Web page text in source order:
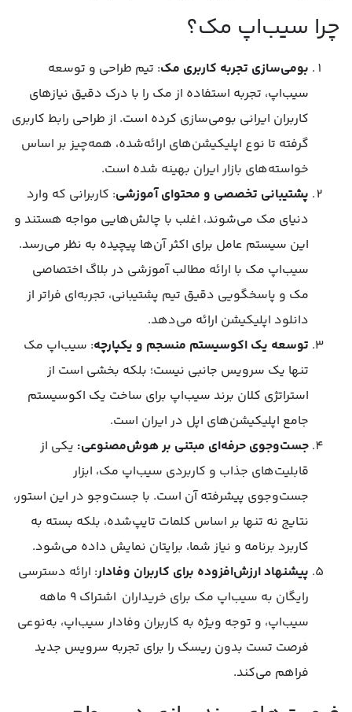
چرا سیب‌اپ مک؟
بومی‌سازی تجربه کاربری مک: تیم طراحی و توسعه‌
سیب‌‌اپ، تجربه‌ استفاده از مک را با درک دقیق نیازهای
کاربران ایرانی بومی‌سازی کرده است. از طراحی رابط کاربری
گرفته تا نوع اپلیکیشن‌های ارائه‌شده، همه‌چیز بر اساس
خواسته‌های بازار ایران بهینه شده است.
پشتیبانی تخصصی و محتوای آموزشی: کاربرانی که وارد
دنیای مک می‌شوند، اغلب با چالش‌هایی مواجه هستند و
این سیستم عامل برای اکثر آن‌ها پیچیده به نظر می‌رسد.
سیب‌‌اپ مک با ارائه‌ مطالب آموزشی در بلاگ اختصاصی
مک و پاسخگویی دقیق تیم پشتیبانی، تجربه‌ای فراتر از
دانلود اپلیکیشن ارائه می‌دهد.
توسعه یک اکوسیستم منسجم و یکپارچه: سیب‌‌اپ مک
تنها یک سرویس جانبی نیست؛ بلکه بخشی است از
استراتژی کلان برند سیب‌‌اپ برای ساخت یک اکوسیستم
جامع اپلیکیشن‌های اپل در ایران است.
جست‌وجوی حرفه‌ای مبتنی بر هوش‌مصنوعی: یکی از
قابلیت‌های جذاب و کاربردی سیب‌اپ مک، ابزار
جست‌وجوی پیشرفته آن است. با جست‌وجو در این استور،
نتایج نه تنها بر اساس کلمات تایپ‌شده، بلکه بسته به
کاربرد برنامه و نیاز شما، برایتان نمایش داده می‌شود.
پیشنهاد ارزش‌افزوده برای کاربران وفادار: ارائه دسترسی
رایگان به سیب‌اپ مک برای خریداران اشتراک ۹ ماهه
سیب‌اپ، و توجه ویژه به کاربران وفادار سیب‌اپ، به‌نوعی
فرصت تست بدون ریسک را برای تجربه‌ سرویس جدید
فراهم می‌کند.